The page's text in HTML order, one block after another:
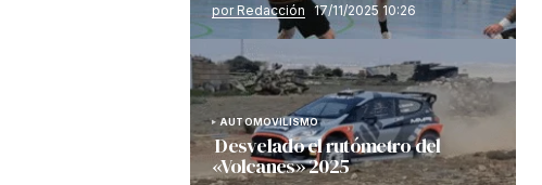
por Redacción 17/11/2025 10:26
AUTOMOVILISMO
Desvelado el rutómetro del
«Volcanes» 2025